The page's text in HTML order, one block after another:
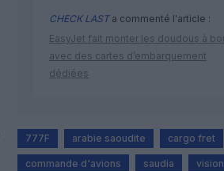
CHECK LASTa commenté l'article :
EasyJet fait monter les doudous à
avec des cartes d’embarquement
dédiées
777F arabie saoudite cargo fret
commande d'avions saudia